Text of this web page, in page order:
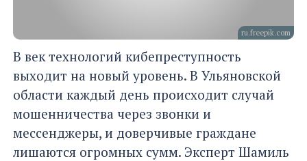
ru.freepik.com
В век технологий кибепреступность
выходит на новый уровень. В Ульяновской
области каждый день происходит случай
мошенничества через звонки и
мессенджеры, и доверчивые граждане
лишаются огромных сумм. Эксперт Шамиль